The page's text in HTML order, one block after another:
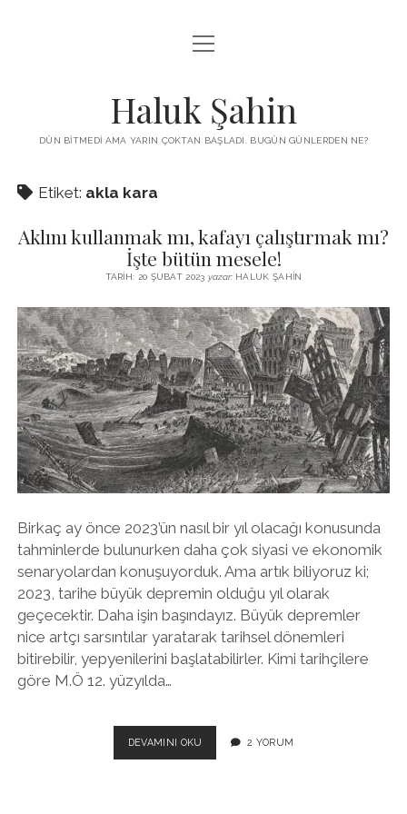
KUTUP YILDIZI
MENDIREK YAZILARI
İYI YAŞAM VE MUTLULUK ÜZERINE
BABIALI’DE CINAYET
BIZ KIMIZ?
DERS NOTLARI – LECTURE NOTES
MED 532 SPRING ‘25
YAZMADAN EDEMEDIM
HABERLER / NEWS
twitterfacebook
instagram
menüyü
aç
Haluk Şahin
DÜN BITMEDI AMA YARIN ÇOKTAN BAŞLADI. BUGÜN GÜNLERDEN NE?
Etiket: akla kara
Aklını kullanmak mı, kafayı çalıştırmak mı?
İşte bütün mesele!
TARIH: 20 ŞUBAT 2023 yazar:HALUK ŞAHIN
Birkaç ay önce 2023’ün nasıl bir yıl olacağı konusunda
tahminlerde bulunurken daha çok siyasi ve ekonomik
senaryolardan konuşuyorduk. Ama artık biliyoruz ki;
2023, tarihe büyük depremin olduğu yıl olarak
geçecektir. Daha işin başındayız. Büyük depremler
nice artçı sarsıntılar yaratarak tarihsel dönemleri
bitirebilir, yepyenilerini başlatabilirler. Kimi tarihçilere
göre M.Ö 12. yüzyılda…
DEVAMINI OKU AKLINI
KULLANMAK
2 YORUM